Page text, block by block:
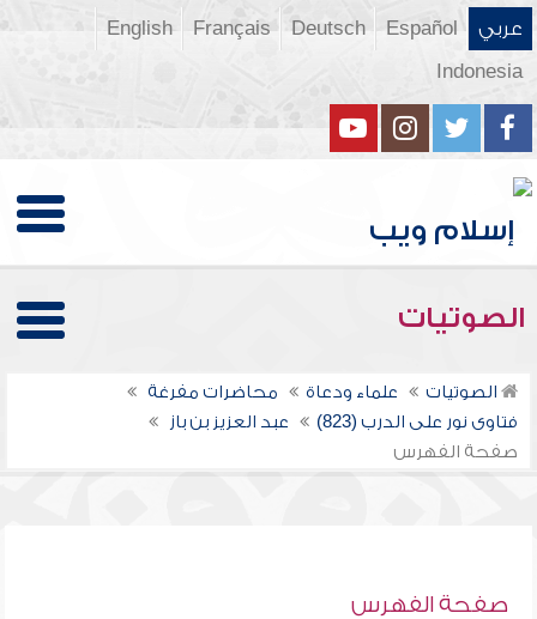
عربي Español
Deutsch
Français
English
Indonesia
الصوتيات
الصوتيات علماء ودعاة
محاضرات مفرغة
فتاوى نور على الدرب (823)
عبد العزيز بن باز
صفحة الفهرس
صفحة الفهرس